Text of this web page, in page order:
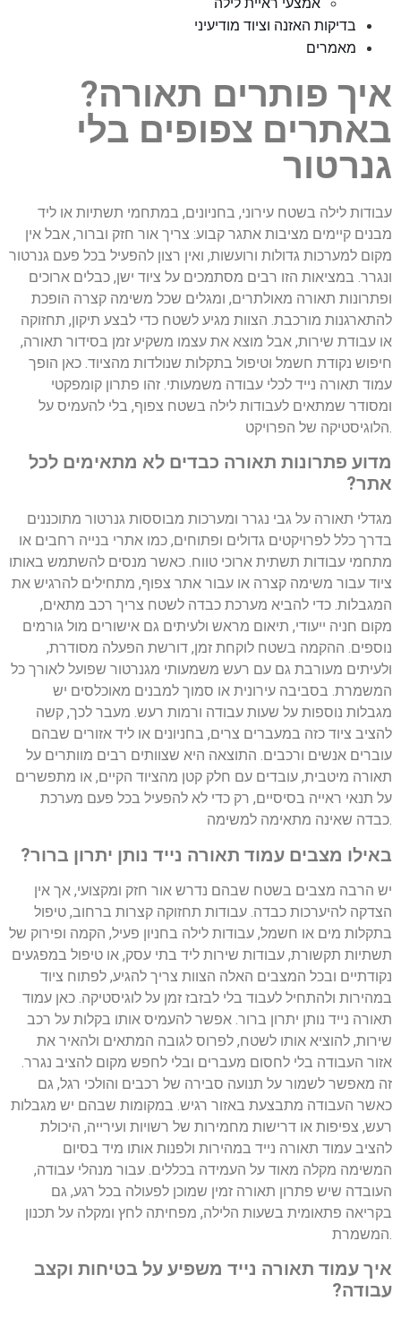
בדיקות האזנה וציוד מודיעיני
מאמרים
?איך פותרים תאורה
באתרים צפופים בלי
גנרטור
עבודות לילה בשטח עירוני, בחניונים, במתחמי תשתיות או ליד
מבנים קיימים מציבות אתגר קבוע: צריך אור חזק וברור, אבל אין
מקום למערכות גדולות ורועשות, ואין רצון להפעיל בכל פעם גנרטור
ונגרר. במציאות הזו רבים מסתמכים על ציוד ישן, כבלים ארוכים
ופתרונות תאורה מאולתרים, ומגלים שכל משימה קצרה הופכת
להתארגנות מורכבת. הצוות מגיע לשטח כדי לבצע תיקון, תחזוקה
או עבודת שירות, אבל מוצא את עצמו משקיע זמן בסידור תאורה,
חיפוש נקודת חשמל וטיפול בתקלות שנולדות מהציוד. כאן הופך
עמוד תאורה נייד לכלי עבודה משמעותי. זהו פתרון קומפקטי
ומסודר שמתאים לעבודות לילה בשטח צפוף, בלי להעמיס על
הלוגיסטיקה של הפרויקט.
מדוע פתרונות תאורה כבדים לא מתאימים לכל
אתר?
מגדלי תאורה על גבי נגרר ומערכות מבוססות גנרטור מתוכננים
בדרך כלל לפרויקטים גדולים ופתוחים, כמו אתרי בנייה רחבים או
מתחמי עבודות תשתית ארוכי טווח. כאשר מנסים להשתמש באותו
ציוד עבור משימה קצרה או עבור אתר צפוף, מתחילים להרגיש את
המגבלות. כדי להביא מערכת כבדה לשטח צריך רכב מתאים,
מקום חניה ייעודי, תיאום מראש ולעיתים גם אישורים מול גורמים
נוספים. ההקמה בשטח לוקחת זמן, דורשת הפעלה מסודרת,
ולעיתים מעורבת גם עם רעש משמעותי מגנרטור שפועל לאורך כל
המשמרת. בסביבה עירונית או סמוך למבנים מאוכלסים יש
מגבלות נוספות על שעות עבודה ורמות רעש. מעבר לכך, קשה
להציב ציוד כזה במעברים צרים, בחניונים או ליד אזורים שבהם
עוברים אנשים ורכבים. התוצאה היא שצוותים רבים מוותרים על
תאורה מיטבית, עובדים עם חלק קטן מהציוד הקיים, או מתפשרים
על תנאי ראייה בסיסיים, רק כדי לא להפעיל בכל פעם מערכת
כבדה שאינה מתאימה למשימה.
באילו מצבים עמוד תאורה נייד נותן יתרון ברור?
יש הרבה מצבים בשטח שבהם נדרש אור חזק ומקצועי, אך אין
הצדקה להיערכות כבדה. עבודות תחזוקה קצרות ברחוב, טיפול
בתקלות מים או חשמל, עבודות לילה בחניון פעיל, הקמה ופירוק של
תשתיות תקשורת, עבודות שירות ליד בתי עסק, או טיפול במפגעים
נקודתיים ובכל המצבים האלה הצוות צריך להגיע, לפתוח ציוד
במהירות ולהתחיל לעבוד בלי לבזבז זמן על לוגיסטיקה. כאן עמוד
תאורה נייד נותן יתרון ברור. אפשר להעמיס אותו בקלות על רכב
שירות, להוציא אותו לשטח, לפרוס לגובה המתאים ולהאיר את
אזור העבודה בלי לחסום מעברים ובלי לחפש מקום להציב נגרר.
זה מאפשר לשמור על תנועה סבירה של רכבים והולכי רגל, גם
כאשר העבודה מתבצעת באזור רגיש. במקומות שבהם יש מגבלות
רעש, צפיפות או דרישות מחמירות של רשויות ועירייה, היכולת
להציב עמוד תאורה נייד במהירות ולפנות אותו מיד בסיום
המשימה מקלה מאוד על העמידה בכללים. עבור מנהלי עבודה,
העובדה שיש פתרון תאורה זמין שמוכן לפעולה בכל רגע, גם
בקריאה פתאומית בשעות הלילה, מפחיתה לחץ ומקלה על תכנון
איך עמוד תאורה נייד משפיע על בטיחות וקצב
עבודה?